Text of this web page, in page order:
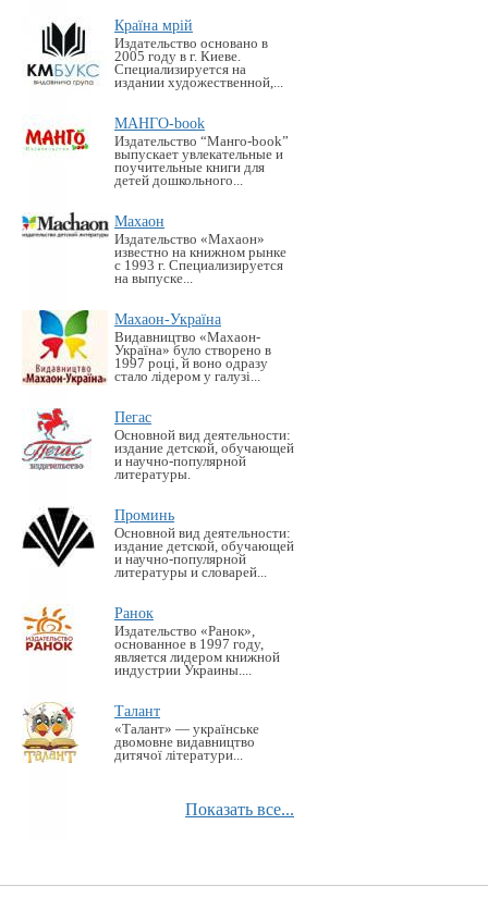
Країна мрій
Издательство основано в
2005 году в г. Киеве.
Специализируется на
издании художественной,...
МАНГО-book
Издательство “Манго-book”
выпускает увлекательные и
поучительные книги для
детей дошкольного...
Махаон
Издательство «Махаон»
известно на книжном рынке
с 1993 г. Специализируется
на выпуске...
Махаон-Україна
Видавництво «Махаон-
Україна» було створено в
1997 році, й воно одразу
стало лідером у галузі...
Пегас
Основной вид деятельности:
издание детской, обучающей
и научно-популярной
литературы.
Проминь
Основной вид деятельности:
издание детской, обучающей
и научно-популярной
литературы и словарей...
Ранок
Издательство «Ранок»,
основанное в 1997 году,
является лидером книжной
индустрии Украины....
Талант
«Талант» — українське
двомовне видавництво
дитячої літератури...
Показать все...